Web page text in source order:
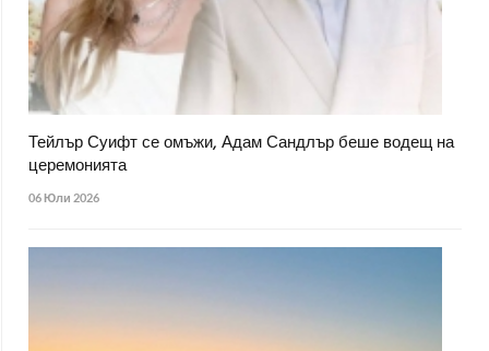
Тейлър Суифт се омъжи, Адам Сандлър беше водещ на
церемонията
06 Юли 2026